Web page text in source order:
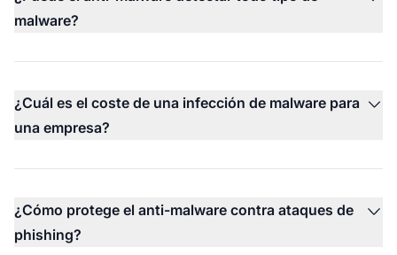
malware?
¿Cuál es el coste de una infección de malware para
una empresa?
¿Cómo protege el anti-malware contra ataques de
phishing?